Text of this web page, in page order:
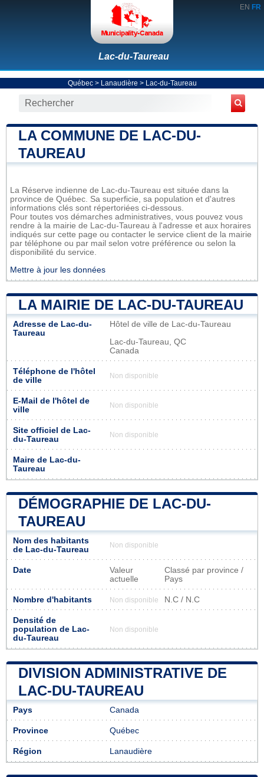
EN FR
Lac-du-Taureau
Québec> Lanaudière > Lac-du-Taureau
LA COMMUNE DE LAC-DU-
TAUREAU
La Réserve indienne de Lac-du-Taureau est située dans la
province de Québec. Sa superficie, sa population et d'autres
informations clés sont répertoriées ci-dessous.
Pour toutes vos démarches administratives, vous pouvez vous
rendre à la mairie de Lac-du-Taureau à l'adresse et aux horaires
indiqués sur cette page ou contacter le service client de la mairie
par téléphone ou par mail selon votre préférence ou selon la
disponibilité du service.
Mettre à jour les données
LA MAIRIE DE LAC-DU-TAUREAU
Adresse de Lac-du-
Taureau
Hôtel de ville de Lac-du-Taureau
Lac-du-Taureau, QC
Canada
Téléphone de l'hôtel
de ville
Non disponible
E-Mail de l'hôtel de
ville
Non disponible
Site officiel de Lac-
du-Taureau
Non disponible
Maire de Lac-du-
Taureau
DÉMOGRAPHIE DE LAC-DU-
TAUREAU
Nom des habitants
de Lac-du-Taureau
Non disponible
Date
Valeur
actuelle
Classé par province /
Pays
Nombre d'habitants Non disponible N.C / N.C
Densité de
population de Lac-
du-Taureau
Non disponible
DIVISION ADMINISTRATIVE DE
LAC-DU-TAUREAU
Pays Canada
Province Québec
Région Lanaudière